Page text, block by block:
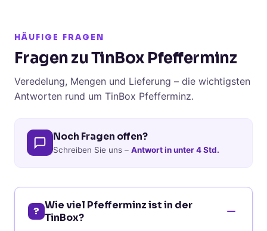
HÄUFIGE FRAGEN
Fragen zu TinBox Pfefferminz
Veredelung, Mengen und Lieferung – die wichtigsten
Antworten rund um TinBox Pfefferminz.
Noch Fragen offen?
Schreiben Sie uns – Antwort in unter 4 Std.
? Wie viel Pfefferminz ist in der
TinBox?